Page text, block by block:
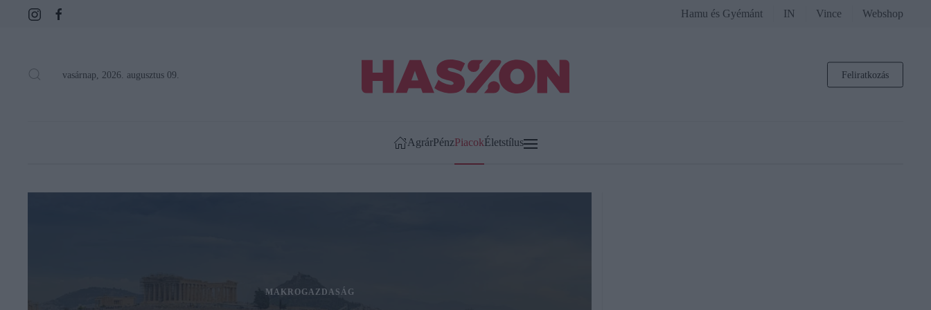
Hamu és Gyémánt IN Vince Webshop
vasárnap, 2026. augusztus 09. Feliratkozás
AgrárPénzPiacokÉletstílus
MAKROGAZDASÁG